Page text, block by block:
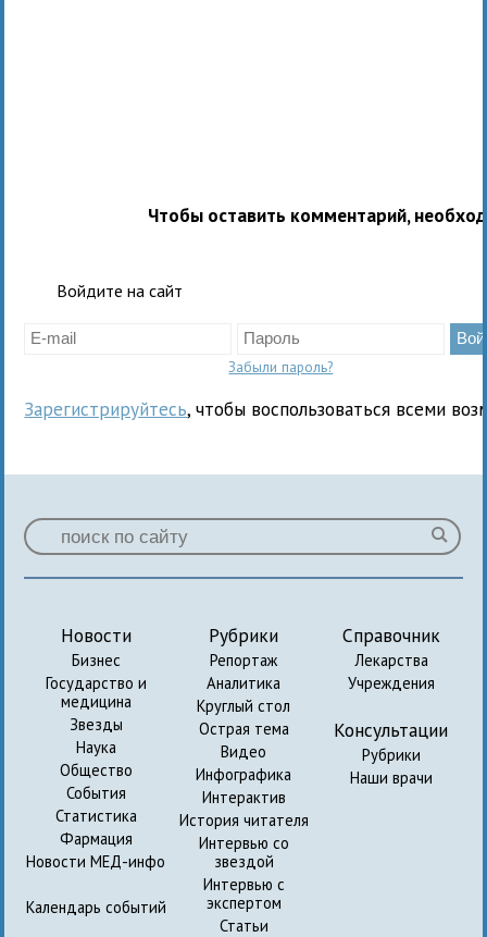
Чтобы оставить комментарий,
Войдите на сайт
Забыли пароль?
Зарегистрируйтесь, чтобы воспользоваться всеми
Новости
Бизнес
Государство и
медицина
Звезды
Наука
Общество
События
Статистика
Фармация
Новости МЕД-инфо
Календарь событий
Рубрики
Репортаж
Аналитика
Круглый стол
Острая тема
Видео
Инфографика
Интерактив
История читателя
Интервью со
звездой
Интервью с
экспертом
Статьи
Справочник
Лекарства
Учреждения
Консультации
Рубрики
Наши врачи